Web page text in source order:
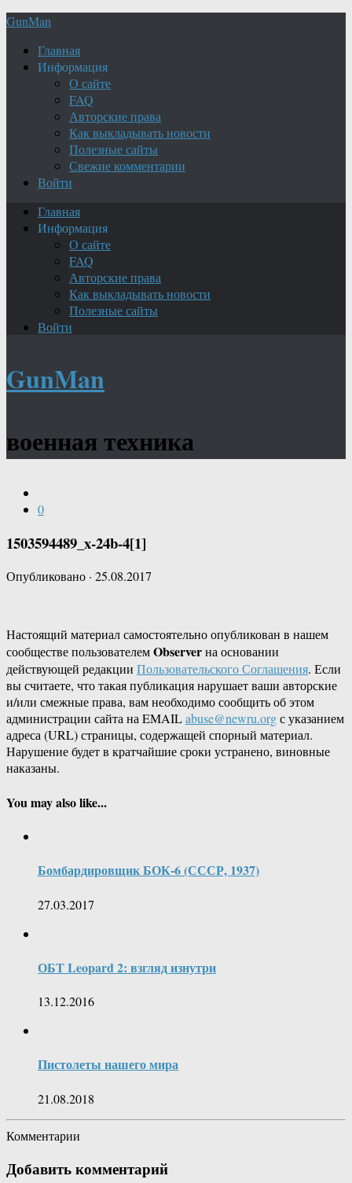
GunMan
Главная
Информация
О сайте
FAQ
Авторские права
Как выкладывать новости
Полезные сайты
Свежие комментарии
Войти
Главная
Информация
О сайте
FAQ
Авторские права
Как выкладывать новости
Полезные сайты
Войти
GunMan
военная техника
0
1503594489_x-24b-4[1]
Опубликовано · 25.08.2017
Настоящий материал самостоятельно опубликован в нашем
сообществе пользователемObserverна основании
действующей редакции Пользовательского Соглашения. Если
вы считаете, что такая публикация нарушает ваши авторские
и/или смежные права, вам необходимо сообщить об этом
администрации сайта на EMAILabuse@newru.orgс указанием
адреса (URL) страницы, содержащей спорный материал.
Нарушение будет в кратчайшие сроки устранено, виновные
наказаны.
You may also like...
Бомбардировщик БОК-6 (СССР, 1937)
27.03.2017
ОБТ Leopard 2: взгляд изнутри
13.12.2016
Пистолеты нашего мира
21.08.2018
Комментарии
Добавить комментарий